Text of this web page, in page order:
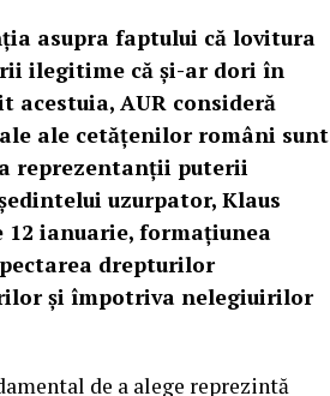
asupra faptului că lovitura
ilegitime că şi-ar dori în
AUR consideră
ale cetăţenilor români sunt
reprezentanţii puterii
uzurpator, Klaus
12 ianuarie, formaţiunea
drepturilor
şi împotriva nelegiuirilor
de a alege reprezintă